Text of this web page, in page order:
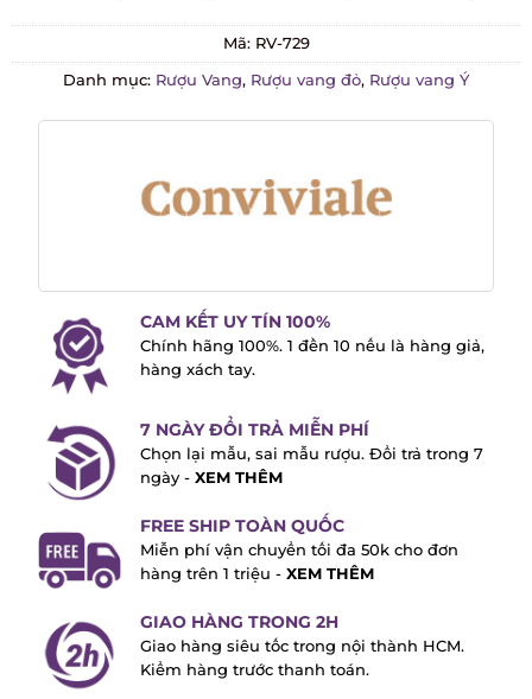
Mã:RV-729
Danh mục:Rượu Vang,Rượu vang đỏ,Rượu vang Ý
CAM KẾT UY TÍN 100%
Chính hãng 100%. 1 đền 10 nếu là hàng
giả, hàng xách tay.
7 NGÀY ĐỔI TRẢ MIỄN PHÍ
Chọn lại mẫu, sai mẫu rượu. Đổi trả trong
7 ngày -XEM THÊM
FREE SHIP TOÀN QUỐC
Miễn phí vận chuyển tối đa 50k cho đơn
hàng trên 1 triệu -
XEM THÊM
GIAO HÀNG TRONG 2H
Giao hàng siêu tốc trong nội thành HCM.
Kiểm hàng trước thanh toán.